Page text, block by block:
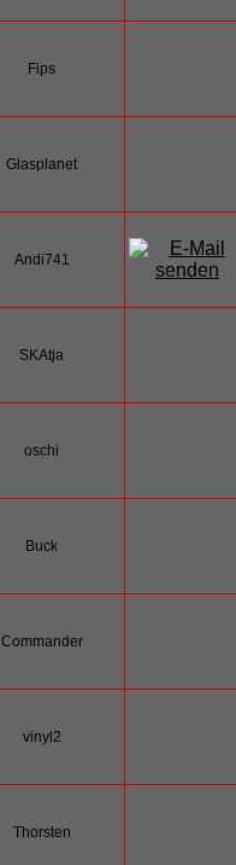
Fips
Glasplanet
Andi741
SKAtja
oschi
Buck
Commander
vinyl2
Thorsten